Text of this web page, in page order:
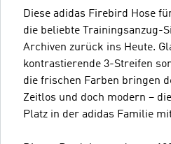
Diese adidas Firebird Hose
die beliebte Trainingsanzug-
Archiven zurück ins Heute.
kontrastierende 3-Streifen
die frischen Farben bringen
Zeitlos und doch modern –
Platz in der adidas Familie